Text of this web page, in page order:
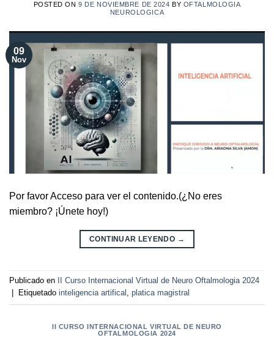
POSTED ON9 DE NOVIEMBRE DE 2024 BY OFTALMOLOGIA
NEUROLOGICA
09
Nov
Por favor Acceso para ver el contenido.(¿No eres
miembro? ¡Únete hoy!)
CONTINUAR LEYENDO →
Publicado en
II Curso Internacional Virtual de Neuro Oftalmologia 2024
Etiquetado inteligencia artifical , platica magistral
II CURSO INTERNACIONAL VIRTUAL DE NEURO
OFTALMOLOGIA 2024